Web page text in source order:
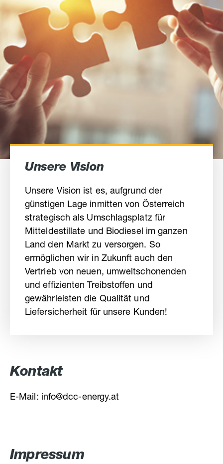
Unsere Vision
Unsere Vision ist es, aufgrund der
günstigen Lage inmitten von Österreich
strategisch als Umschlagsplatz für
Mitteldestillate und Biodiesel im ganzen
Land den Markt zu versorgen. So
ermöglichen wir in Zukunft auch den
Vertrieb von neuen, umweltschonenden
und effizienten Treibstoffen und
gewährleisten die Qualität und
Liefersicherheit für unsere Kunden!
Kontakt
E-Mail: info@dcc-energy.at
Impressum